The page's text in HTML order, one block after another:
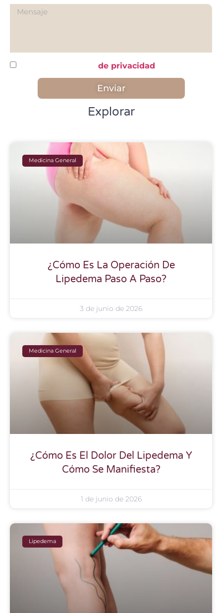
de privacidad
Enviar
Explorar
Medicina General
¿Cómo Es La Operación De
Lipedema Paso A Paso?
3 de junio de 2026
Medicina General
¿Cómo Es El Dolor Del Lipedema Y
Cómo Se Manifiesta?
1 de junio de 2026
Lipedema